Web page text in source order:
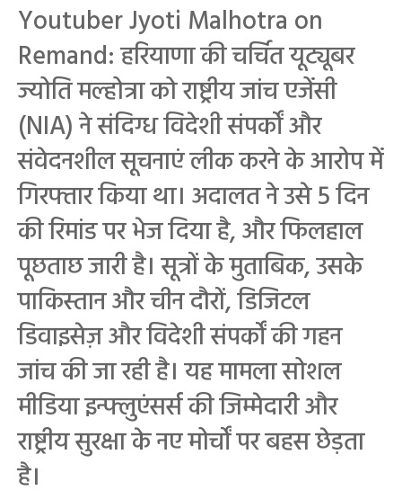
Youtuber Jyoti Malhotra on
Remand: हरियाणा की चर्चित यूट्यूबर
ज्योति मल्होत्रा को राष्ट्रीय जांच एजेंसी
(NIA) ने संदिग्ध विदेशी संपर्कों और
संवेदनशील सूचनाएं लीक करने के आरोप में
गिरफ्तार किया था। अदालत ने उसे 5 दिन
की रिमांड पर भेज दिया है, और फिलहाल
पूछताछ जारी है। सूत्रों के मुताबिक, उसके
पाकिस्तान और चीन दौरों, डिजिटल
डिवाइसेज़ और विदेशी संपर्कों की गहन
जांच की जा रही है। यह मामला सोशल
मीडिया इन्फ्लुएंसर्स की जिम्मेदारी और
राष्ट्रीय सुरक्षा के नए मोर्चों पर बहस छेड़ता
है।